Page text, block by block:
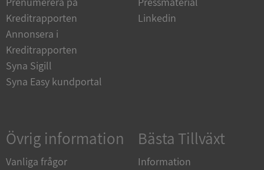
Kreditrapporten
Annonsera i
Kreditrapporten
Syna Sigill
Syna Easy kundportal
Linkedin
Övrig information
Vanliga frågor
Bästa Tillväxt
Information
Strikt nödvändiga kakor tillåter
och kontohantering. Webbplatsen kan inte
användas ordentligt utan strikt nödvändiga cookies.
Namn
__RequestVerificationToken